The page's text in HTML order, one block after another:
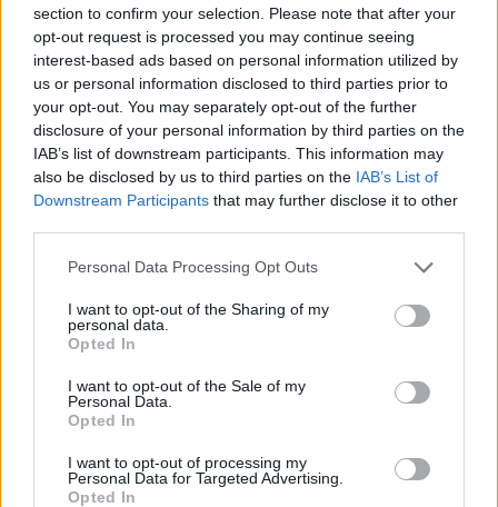
section to confirm your selection. Please note that after your
opt-out request is processed you may continue seeing
interest-based ads based on personal information utilized by
us or personal information disclosed to third parties prior to
your opt-out. You may separately opt-out of the further
disclosure of your personal information by third parties on the
IAB’s list of downstream participants. This information may
also be disclosed by us to third parties on the IAB’s List of
Downstream Participants that may further disclose it to other
Please note that this website/app uses one or more Google
not limited to your visit or usage behaviour. You may click to
grant or deny consent to Google and its third-party tags to
use your data for below specified purposes in below Google
consent section.
Personal Data Processing Opt Outs
I want to opt-out of the Sharing of my
personal data.
Opted In
I want to opt-out of the Sale of my
Personal Data.
Opted In
I want to opt-out of processing my
Personal Data for Targeted Advertising.
Opted In
Continua a leggere
FUORI PORTA